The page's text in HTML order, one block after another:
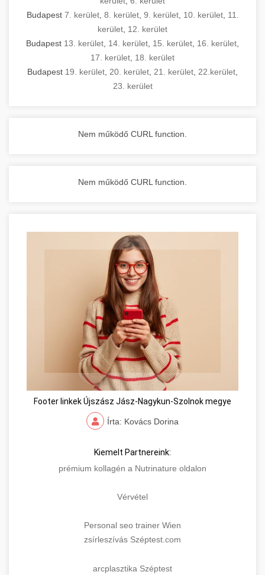
Budapest 7. kerület, 8. kerület, 9. kerület, 10. kerület, 11.
kerület 12. kerület
Budapest 13. kerület 14. kerület 15. kerület 16. kerület
17. kerület 18. kerület
Budapest 19. kerület 20. kerület 21. kerület 22.kerület
23. kerület
Nem működő CURL function.
Nem működő CURL function.
Footer linkek Újszász Jász-Nagykun-Szolnok megye
Írta: Kovács Dorina
Kiemelt Partnereink:
prémium kollagén a Nutrinature oldalon
Vérvétel
Personal seo trainer Wien
zsírleszívás Széptest.com
arcplasztika Széptest